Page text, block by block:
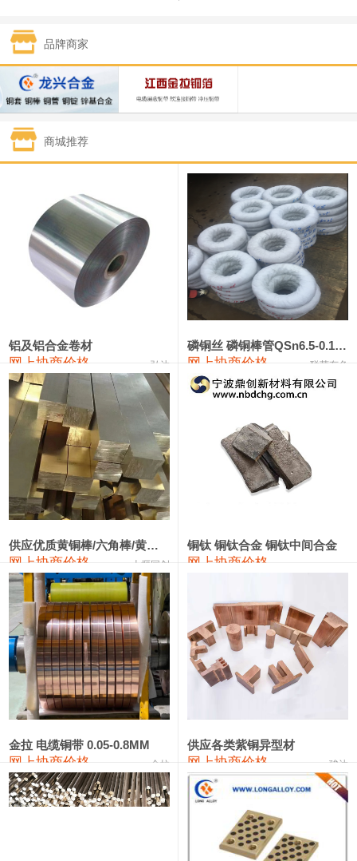
1#锡 434,000—436,000
1#镍 129,550—130,750
1#白银 15,100—15,110 15,105 -70
钯金
331,000 -10,000
89,000—95,000 92,000 1,000
2#锑 85,000—91,000 88,000 1,000
1#镁 17,000—18,000 17,500 0
18,900—19,100 19,000 100
1#电解锰(99.7%袋装) 18,000—18,200 18,100 100
1#铬 60,000—82,000
553#硅 9,300—9,500
441#硅 9,600—9,800 9,700
3303#硅 10,300—10,500 10,400
2202#硅 14,100—14,300
金属硅3303#-2202# 10,400—14,200 12,300 0
漆包线 111,970—115,970 113,970
磷铜合金 110,800—117,600 114,200 400
无氧铜丝(硬) 109,710—110,010 109,860
R410A专用紫铜管 113,700—113,700
铸造铝合金锭(A380） 26,300—26,500 26,400 100
铝合金ADC12 24,200—24,400 100
24,400
品牌商家
商城推荐
铝及铝合金卷材
网上协商价格 弘达
磷铜丝 磷铜棒管QSn6.5-0.1 7-0.2 8-0.3
网上协商价格 联荣有色
供应优质黄铜棒/六角棒/黄铜方板
网上协商价格 十堰同创
铜钛 铜钛合金 铜钛中间合金
网上协商价格
金拉 电缆铜带 0.05-0.8MM
网上协商价格 金拉
供应各类紫铜异型材
网上协商价格 骏达